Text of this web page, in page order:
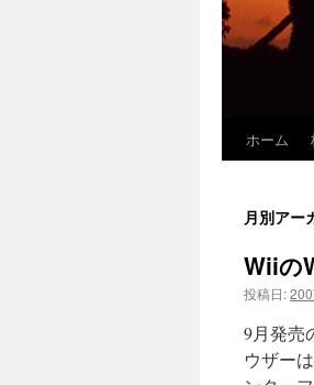
ホーム
月別アー
Wiiの
投稿日:
9月発売
ウザー